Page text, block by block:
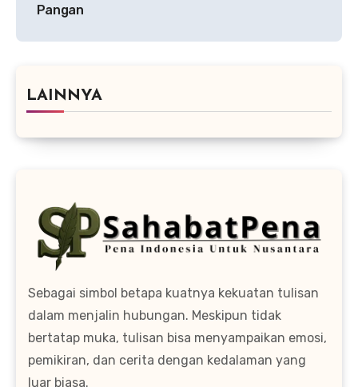
Pangan
LAINNYA
Sebagai simbol betapa kuatnya kekuatan tulisan
dalam menjalin hubungan. Meskipun tidak
bertatap muka, tulisan bisa menyampaikan emosi,
pemikiran, dan cerita dengan kedalaman yang
luar biasa.